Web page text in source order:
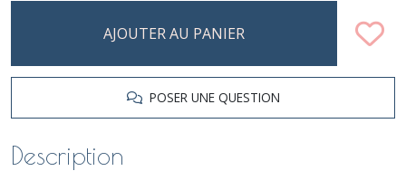
AJOUTER AU PANIER
POSER UNE QUESTION
Description